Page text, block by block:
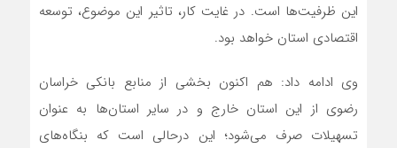
این ظرفیت‌ها است. در غایت کار، تاثیر این موضوع، توسعه
اقتصادی استان خواهد بود.
وی ادامه داد: هم اکنون بخشی از منابع بانکی خراسان
رضوی از این استان خارج و در سایر استان‌ها به عنوان
تسهیلات صرف می‌شود؛ این درحالی است که بنگاه‌های